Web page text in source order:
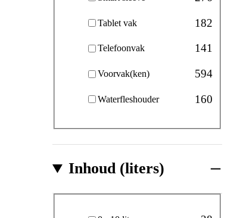
Tablet vak 182
Telefoonvak 141
Voorvak(ken) 594
Waterfleshouder 160
Inhoud (liters)